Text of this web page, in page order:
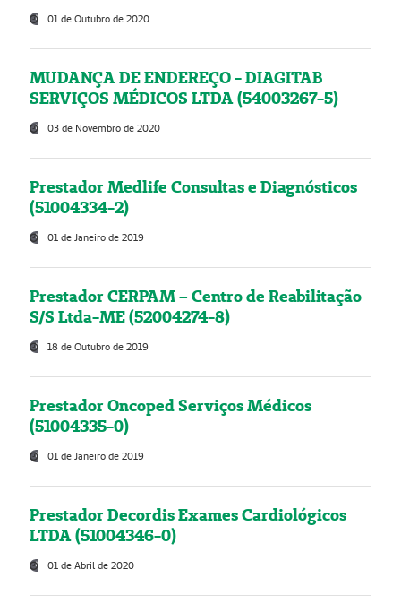
01 de Outubro de 2020
MUDANÇA DE ENDEREÇO - DIAGITAB
SERVIÇOS MÉDICOS LTDA (54003267-5)
03 de Novembro de 2020
Prestador Medlife Consultas e Diagnósticos
(51004334-2)
01 de Janeiro de 2019
Prestador CERPAM – Centro de Reabilitação
S/S Ltda-ME (52004274-8)
18 de Outubro de 2019
Prestador Oncoped Serviços Médicos
(51004335-0)
01 de Janeiro de 2019
Prestador Decordis Exames Cardiológicos
LTDA (51004346-0)
01 de Abril de 2020